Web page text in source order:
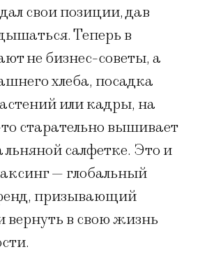
свои позиции, дав
Теперь в
не бизнес-советы, а
хлеба, посадка
или кадры, на
старательно вышивает
салфетке. Это и
— глобальный
призывающий
вернуть в свою жизнь